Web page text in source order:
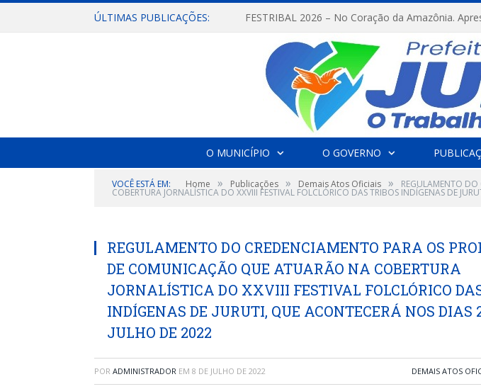
ÚLTIMAS PUBLICAÇÕES:
O MUNICÍPIO O GOVERNO
VOCÊ ESTÁ EM: Home » Publicações » Demais Atos Oficiais » REGULAMENTO
COBERTURA JORNALÍSTICA DO XXVIII FESTIVAL FOLCLÓRICO DAS TRIBOS INDÍGENAS DE
REGULAMENTO DO CREDENCIAMENTO PARA OS
DE COMUNICAÇÃO QUE ATUARÃO NA COBERTURA
JORNALÍSTICA DO XXVIII FESTIVAL FOLCLÓRICO
INDÍGENAS DE JURUTI, QUE ACONTECERÁ NOS DIAS
JULHO DE 2022
POR ADMINISTRADOR EM 8 DE JULHO DE 2022 DEMAIS ATOS